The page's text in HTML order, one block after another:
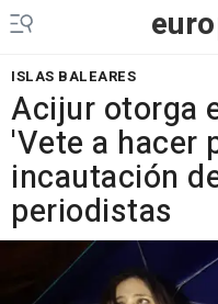
ISLAS BALEARES
Acijur otorga
'Vete a hacer
incautación
periodistas